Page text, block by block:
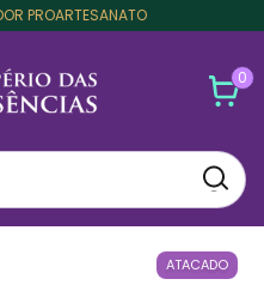
PROARTESANATO
0
ATACADO